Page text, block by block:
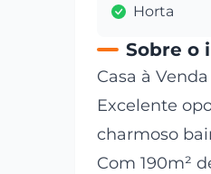
Horta
Sobre o
Casa à
Excelente
charmoso
Com 190m²